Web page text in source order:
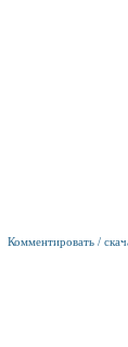
Комментировать /